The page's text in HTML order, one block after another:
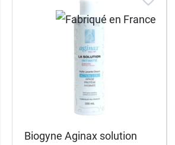
Biogyne Aginax solution